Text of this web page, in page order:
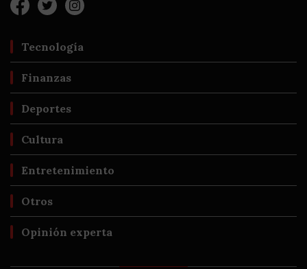
Tecnología
Finanzas
Deportes
Cultura
Entretenimiento
Otros
Opinión experta